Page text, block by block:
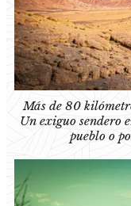
Más de 80
Un exiguo sendero
pueblo o